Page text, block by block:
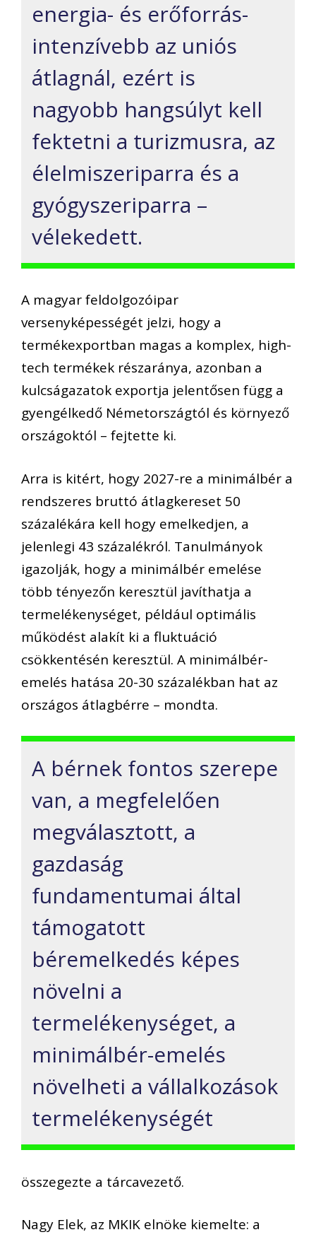
energia- és erőforrás-
intenzívebb az uniós
átlagnál, ezért is
nagyobb hangsúlyt kell
fektetni a turizmusra, az
élelmiszeriparra és a
gyógyszeriparra –
vélekedett.
A magyar feldolgozóipar
versenyképességét jelzi, hogy a
termékexportban magas a komplex, high-
tech termékek részaránya, azonban a
kulcságazatok exportja jelentősen függ a
gyengélkedő Németországtól és környező
országoktól – fejtette ki.
Arra is kitért, hogy 2027-re a minimálbér a
rendszeres bruttó átlagkereset 50
százalékára kell hogy emelkedjen, a
jelenlegi 43 százalékról. Tanulmányok
igazolják, hogy a minimálbér emelése
több tényezőn keresztül javíthatja a
termelékenységet, például optimális
működést alakít ki a fluktuáció
csökkentésén keresztül. A minimálbér-
emelés hatása 20-30 százalékban hat az
országos átlagbérre – mondta.
A bérnek fontos szerepe
van, a megfelelően
megválasztott, a
gazdaság
fundamentumai által
támogatott
béremelkedés képes
növelni a
termelékenységet, a
minimálbér-emelés
növelheti a vállalkozások
termelékenységét
összegezte a tárcavezető.
Nagy Elek, az MKIK elnöke kiemelte: a